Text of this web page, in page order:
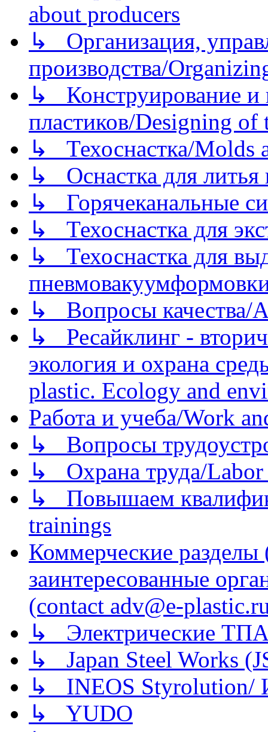
about producers
↳ Организация,
производства/
↳ Конструирование и
пластиков/Designing of
↳ Техоснастка/Molds
↳ Оснастка для литья
↳ Горячеканальные
↳ Техоснастка для
↳ Техоснастка для
↳ Вопросы качества/
↳ Ресайклинг -
экология и охрана
plastic. Ecology and
Работа и учеба/Work
↳ Вопросы
↳ Охрана труда/Labor
↳ Повышаем
trainings
Коммерческие
заинтересованные
(contact adv@e-
↳ Электрические
↳ Japan Steel Works
↳ INEOS
↳ YUDO